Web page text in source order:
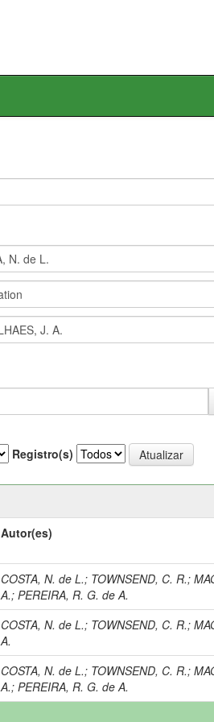
Registro(s)
Autor(es)
COSTA, N. de L.; TOWNSEND, C. R.;
A.;PEREIRA, R. G. de A.
COSTA, N. de L.; TOWNSEND, C. R.;
A.
COSTA, N. de L.; TOWNSEND, C. R.;
A.;PEREIRA, R. G. de A.